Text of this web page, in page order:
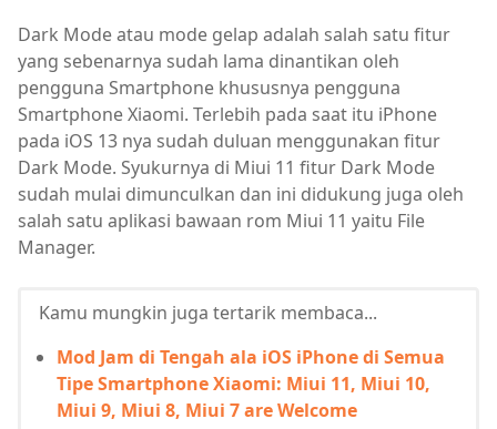
Dark Mode atau mode gelap adalah salah satu fitur
yang sebenarnya sudah lama dinantikan oleh
pengguna Smartphone khususnya pengguna
Smartphone Xiaomi. Terlebih pada saat itu iPhone
pada iOS 13 nya sudah duluan menggunakan fitur
Dark Mode. Syukurnya di Miui 11 fitur Dark Mode
sudah mulai dimunculkan dan ini didukung juga oleh
salah satu aplikasi bawaan rom Miui 11 yaitu File
Manager.
Kamu mungkin juga tertarik membaca...
Mod Jam di Tengah ala iOS iPhone di Semua
Tipe Smartphone Xiaomi: Miui 11, Miui 10,
Miui 9, Miui 8, Miui 7 are Welcome